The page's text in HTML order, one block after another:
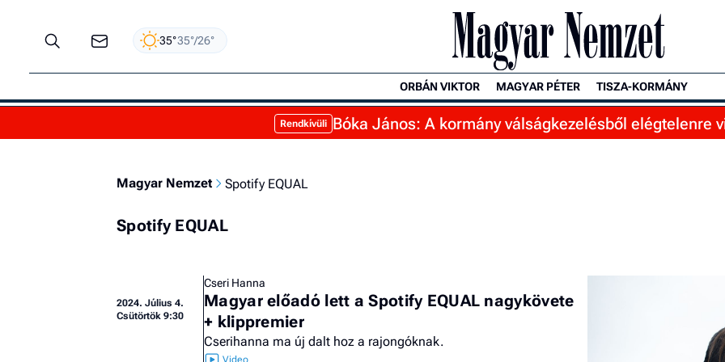
35°35°/26°
ORBÁN VIKTOR MAGYAR PÉTER TISZA-KORMÁNY
Rendkívüli Bóka János: A kormány válságkezelésből elégtelenre
Magyar Nemzet Spotify EQUAL
Spotify EQUAL
2024. Július 4.
Csütörtök 9:30
Cseri Hanna
Magyar előadó lett a Spotify EQUAL nagykövete
+ klippremier
Cserihanna ma új dalt hoz a rajongóknak.